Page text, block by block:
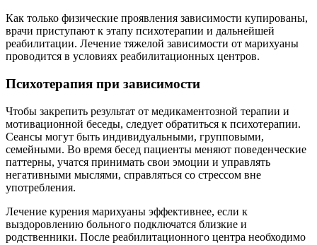
Как только физические проявления зависимости купированы,
врачи приступают к этапу психотерапии и дальнейшей
реабилитации. Лечение тяжелой зависимости от марихуаны
проводится в условиях реабилитационных центров.
Психотерапия при зависимости
Чтобы закрепить результат от медикаментозной терапии и
мотивационной беседы, следует обратиться к психотерапии.
Сеансы могут быть индивидуальными, групповыми,
семейными. Во время бесед пациенты меняют поведенческие
паттерны, учатся принимать свои эмоции и управлять
негативными мыслями, справляться со стрессом вне
употребления.
Лечение курения марихуаны эффективнее, если к
выздоровлению больного подключатся близкие и
родственники. После реабилитационного центра необходимо